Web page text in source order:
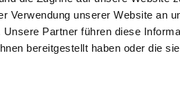
Verwendung unserer Website an
Unsere Partner führen diese
bereitgestellt haben oder die